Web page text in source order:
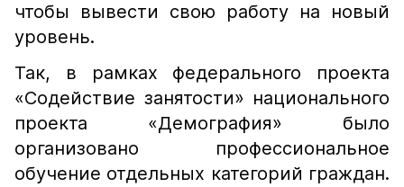
чтобы вывести свою работу на новый
уровень.
Так, в рамках федерального проекта
«Содействие занятости» национального
проекта «Демография» было
организовано профессиональное
обучение отдельных категорий граждан.